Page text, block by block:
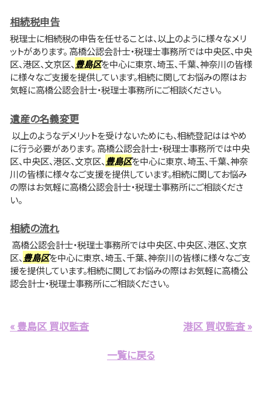
相続税申告
税理士に相続税の申告を任せることは、以上のように様々なメリ
ットがあります。 高橋公認会計士・税理士事務所では中央区、中央
区、港区、文京区、 豊島区を中心に東京、埼玉、千葉、神奈川の皆様
に様々なご支援を提供しています。相続に関してお悩みの際はお
気軽に高橋公認会計士・税理士事務所にご相談ください。
遺産の名義変更
以上のようなデメリットを受けないためにも、相続登記ははやめ
に行う必要があります。 高橋公認会計士・税理士事務所では中央
区、中央区、港区、文京区、 豊島区を中心に東京、埼玉、千葉、神奈
川の皆様に様々なご支援を提供しています。相続に関してお悩み
の際はお気軽に高橋公認会計士・税理士事務所にご相談くださ
い。
相続の流れ
高橋公認会計士・税理士事務所では中央区、中央区、港区、文京
区、 豊島区を中心に東京、埼玉、千葉、神奈川の皆様に様々なご支
援を提供しています。相続に関してお悩みの際はお気軽に高橋公
認会計士・税理士事務所にご相談ください。
« 豊島区 買収監査
港区 買収監査 »
一覧に戻る